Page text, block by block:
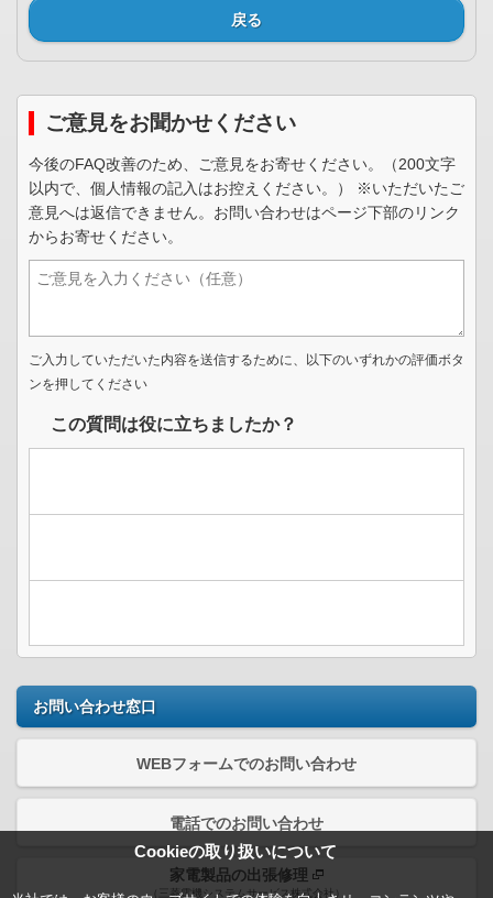
Cookieの取り扱いについて
戻る
ご意見をお聞かせください
今後のFAQ改善のため、ご意見をお寄せください。（200文字
以内で、個人情報の記入はお控えください。） ※いただいたご
意見へは返信できません。お問い合わせはページ下部のリンク
からお寄せください。
ご入力していただいた内容を送信するために、以下のいずれかの評価ボタ
ンを押してください
この質問は役に立ちましたか？
お問い合わせ窓口
WEBフォームでのお問い合わせ
電話でのお問い合わせ
家電製品の出張修理
（三菱電機システムサービス株式会社）